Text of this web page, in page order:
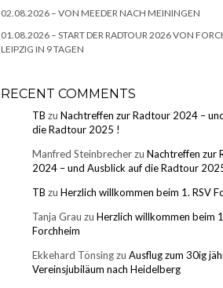
02.08.2026 – VON MEEDER NACH MEININGEN
01.08.2026 – START DER RADTOUR 2026 VON
LEIPZIG IN 9 TAGEN
RECENT COMMENTS
TB zu Nachtreffen zur Radtour 2024 –
die Radtour 2025 !
Manfred Steinbrecherzu Nachtreffen zur
2024 – und Ausblick auf die Radtour
TB zu Herzlich willkommen beim 1. RSV
Tanja Grau zu Herzlich willkommen beim
Forchheim
Ekkehard Tönsingzu Ausflug zum 30ig
Vereinsjubiläum nach Heidelberg